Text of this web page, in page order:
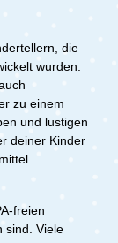
die
wurden.
zu einem
und lustigen
deiner Kinder
freien
sind. Viele